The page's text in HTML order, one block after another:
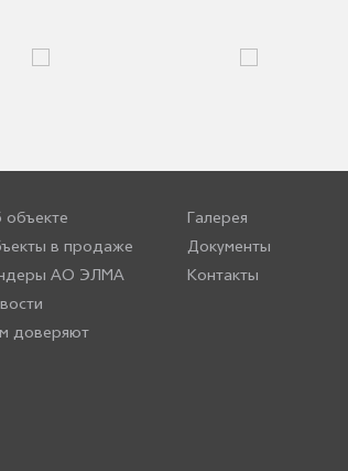
в продаже
АО ЭЛМА
доверяют
Галерея
Документы
Контакты